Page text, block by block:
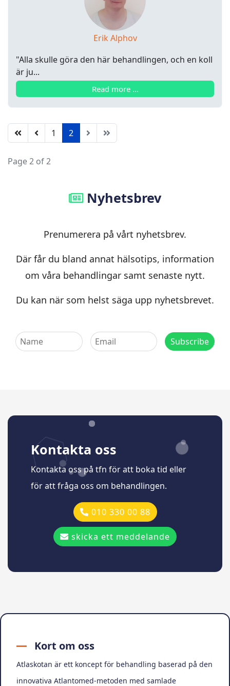
Erik Alphov
"Alla skulle göra den här behandlingen, och en koll
är ju...
Read more …
1 2
Page 2 of 2
Nyhetsbrev
Prenumerera på vårt nyhetsbrev.
Där får du bland annat hälsotips, information
om våra behandlingar samt senaste nytt.
Du kan när som helst säga upp nyhetsbrevet.
Kontakta oss
Kontakta oss på tfn för att boka tid eller
för att fråga oss om behandlingen.
010 330 00 88
skicka ett meddelande
Kort om oss
Atlaskotan är ett koncept för behandling baserad på den
innovativa Atlantomed-metoden med samlade